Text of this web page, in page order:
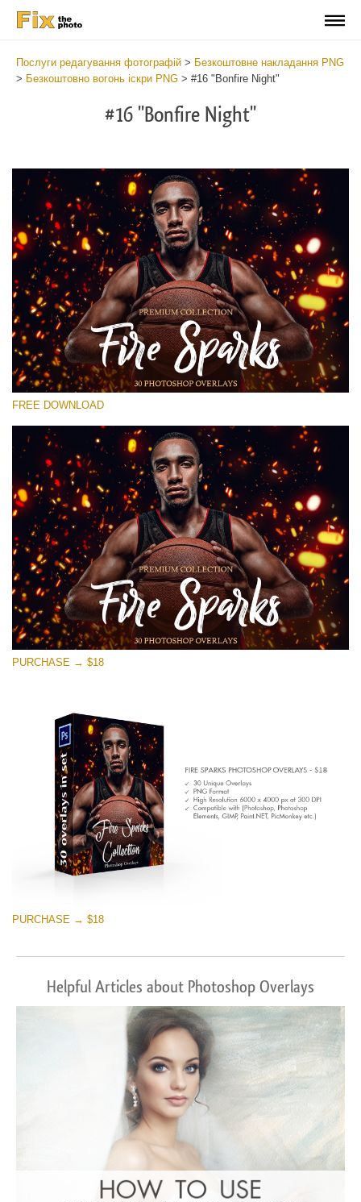
Послуги редагування фотографій > Безкоштовне накладання PNG
> Безкоштовно вогонь іскри PNG > #16 "Bonfire Night"
#16 "Bonfire Night"
Please select
Small 800*533px
Fire Sparks
(30 Overlays)
Large 6000*4000px
Sky Boundless
(347 Overlays)
Large 6000*4000px
Entire Collection
Free download
FREE DOWNLOAD
PURCHASE → $18
PURCHASE → $18
Helpful Articles about Photoshop Overlays